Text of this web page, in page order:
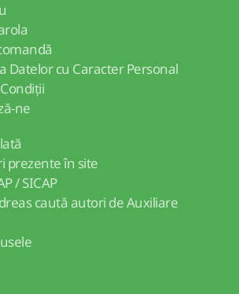
Datelor cu Caracter Personal
ne
prezente în site
/ SICAP
caută autori de Auxiliare